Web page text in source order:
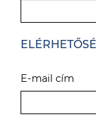
E-mail cím